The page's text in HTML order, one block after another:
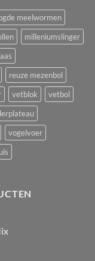
meelwormen
milleniumslinger
reuze mezenbol
vetblok
vetbol
vogelvoer